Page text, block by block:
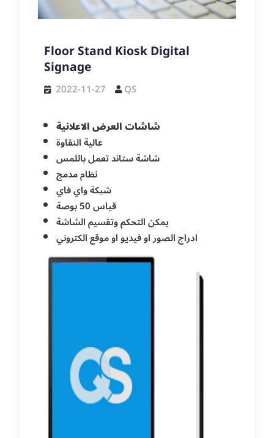
Floor Stand Kiosk Digital
Signage
2022-11-27
QS
شاشات العرض الاعلانية
عالية النقاوة
شاشة ستاند تعمل باللمس
نظام مدمج
شبكة واي فاي
قياس 50 بوصة
يمكن التحكم وتقسيم الشاشة
ادراج الصور او فيديو او موقع الكتروني